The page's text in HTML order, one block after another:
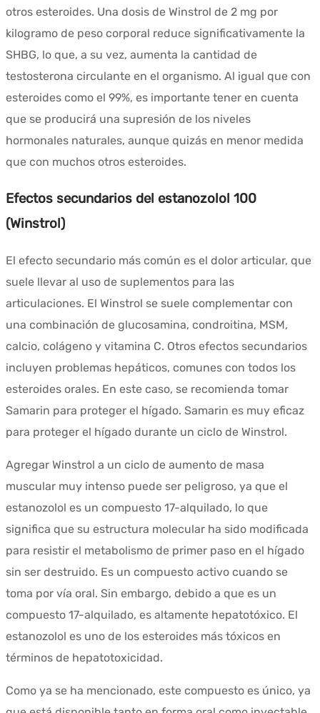
otros esteroides. Una dosis de Winstrol de 2 mg por
kilogramo de peso corporal reduce significativamente la
SHBG, lo que, a su vez, aumenta la cantidad de
testosterona circulante en el organismo. Al igual que con
esteroides como el 99%, es importante tener en cuenta
que se producirá una supresión de los niveles
hormonales naturales, aunque quizás en menor medida
que con muchos otros esteroides.
Efectos secundarios del estanozolol 100
(Winstrol)
El efecto secundario más común es el dolor articular, que
suele llevar al uso de suplementos para las
articulaciones. El Winstrol se suele complementar con
una combinación de glucosamina, condroitina, MSM,
calcio, colágeno y vitamina C. Otros efectos secundarios
incluyen problemas hepáticos, comunes con todos los
esteroides orales. En este caso, se recomienda tomar
Samarin para proteger el hígado. Samarin es muy eficaz
para proteger el hígado durante un ciclo de Winstrol.
Agregar Winstrol a un ciclo de aumento de masa
muscular muy intenso puede ser peligroso, ya que el
estanozolol es un compuesto 17-alquilado, lo que
significa que su estructura molecular ha sido modificada
para resistir el metabolismo de primer paso en el hígado
sin ser destruido. Es un compuesto activo cuando se
toma por vía oral. Sin embargo, debido a que es un
compuesto 17-alquilado, es altamente hepatotóxico. El
estanozolol es uno de los esteroides más tóxicos en
términos de hepatotoxicidad.
Como ya se ha mencionado, este compuesto es único, ya